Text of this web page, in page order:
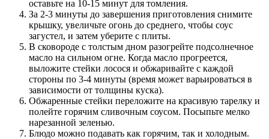
оставьте на 10-15 минут для томления.
За 2-3 минуты до завершения приготовления снимите
крышку, увеличьте огонь до среднего, чтобы соус
загустел, и затем уберите с плиты.
В сковороде с толстым дном разогрейте подсолнечное
масло на сильном огне. Когда масло прогреется,
выложите стейки лосося и обжаривайте с каждой
стороны по 3-4 минуты (время может варьироваться в
зависимости от толщины куска).
Обжаренные стейки переложите на красивую тарелку и
полейте горячим сливочным соусом. Посыпьте мелко
нарезанной зеленью.
Блюдо можно подавать как горячим, так и холодным.